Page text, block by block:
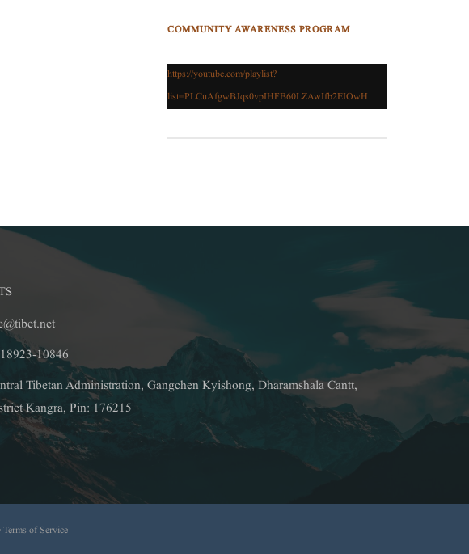
COMMUNITY AWARENESS PROGRAM
https://youtube.com/playlist?
list=PLCuAfgwBJqs0vpIHFB60LZAwIfb2EIOwH
10846
Tibetan Administration, Gangchen Kyishong, Dharamshala Cantt,
Kangra, Pin: 176215
of Service